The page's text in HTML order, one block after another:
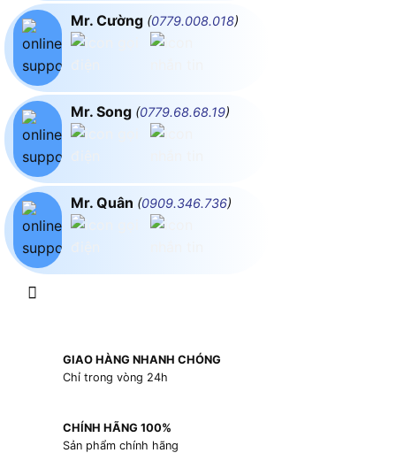
Mr. Cường (0779.008.018)
Mr. Song (0779.68.68.19)
Mr. Quân (0909.346.736)
GIAO HÀNG NHANH CHÓNG
Chỉ trong vòng 24h
CHÍNH HÃNG 100%
Sản phẩm chính hãng